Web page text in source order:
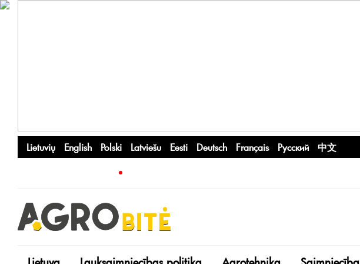
Lietuvių English Polski Latviešu Eesti Deutsch Français Русский 中文